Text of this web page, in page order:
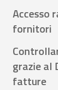
Accesso
fornitori
grazie al
fatture